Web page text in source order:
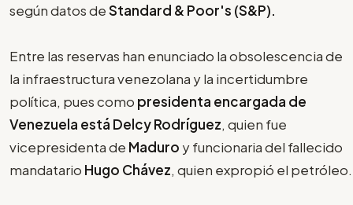
según datos deStandard & Poor's (S&P).
Entre las reservas han enunciado la obsolescencia de
la infraestructura venezolana y la incertidumbre
política, pues como presidenta encargada de
Venezuela está Delcy Rodríguez, quien fue
vicepresidenta de Maduro y funcionaria del fallecido
mandatario Hugo Chávez, quien expropió el petróleo.